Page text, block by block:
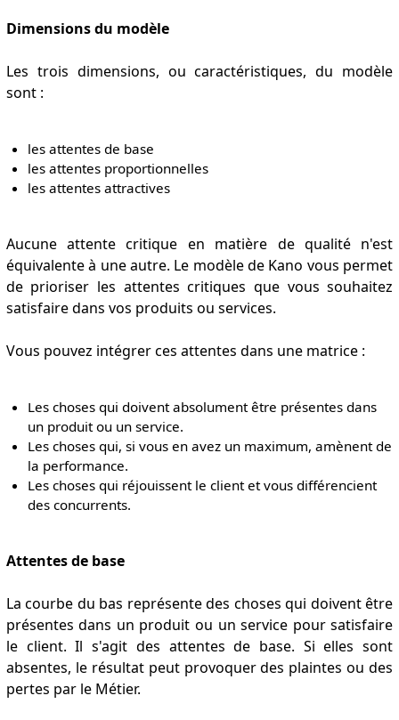
Dimensions du modèle
Les trois dimensions, ou caractéristiques, du modèle
sont :
les attentes de base
les attentes proportionnelles
les attentes attractives
Aucune attente critique en matière de qualité n'est
équivalente à une autre. Le modèle de Kano vous permet
de prioriser les attentes critiques que vous souhaitez
satisfaire dans vos produits ou services.
Vous pouvez intégrer ces attentes dans une matrice :
Les choses qui doivent absolument être présentes dans
un produit ou un service.
Les choses qui, si vous en avez un maximum, amènent de
la performance.
Les choses qui réjouissent le client et vous différencient
des concurrents.
Attentes de base
La courbe du bas représente des choses qui doivent être
présentes dans un produit ou un service pour satisfaire
le client. Il s'agit des attentes de base. Si elles sont
absentes, le résultat peut provoquer des plaintes ou des
pertes par le Métier.